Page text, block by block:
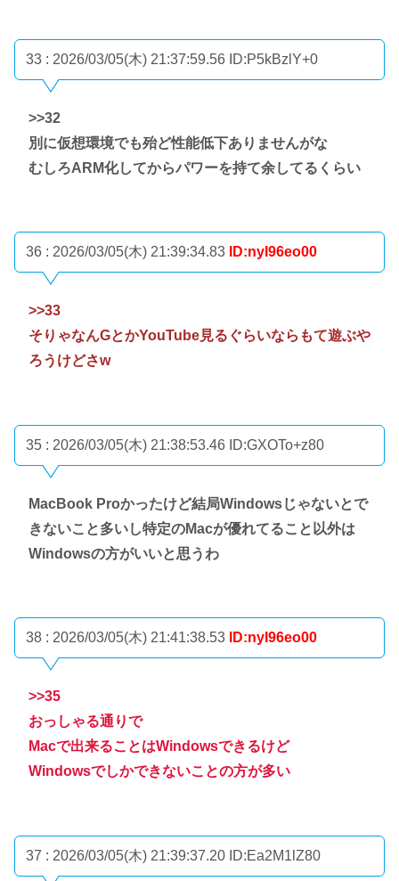
33 : 2026/03/05(木) 21:37:59.56 ID:P5kBzlY+0
>>32
別に仮想環境でも殆ど性能低下ありませんがな
むしろARM化してからパワーを持て余してるくらい
36 : 2026/03/05(木) 21:39:34.83 ID:nyI96eo00
>>33
そりゃなんGとかYouTube見るぐらいならもて遊ぶや
ろうけどさw
35 : 2026/03/05(木) 21:38:53.46 ID:GXOTo+z80
MacBook Proかったけど結局Windowsじゃないとで
きないこと多いし特定のMacが優れてること以外は
Windowsの方がいいと思うわ
38 : 2026/03/05(木) 21:41:38.53 ID:nyI96eo00
>>35
おっしゃる通りで
Macで出来ることはWindowsできるけど
Windowsでしかできないことの方が多い
37 : 2026/03/05(木) 21:39:37.20 ID:Ea2M1lZ80